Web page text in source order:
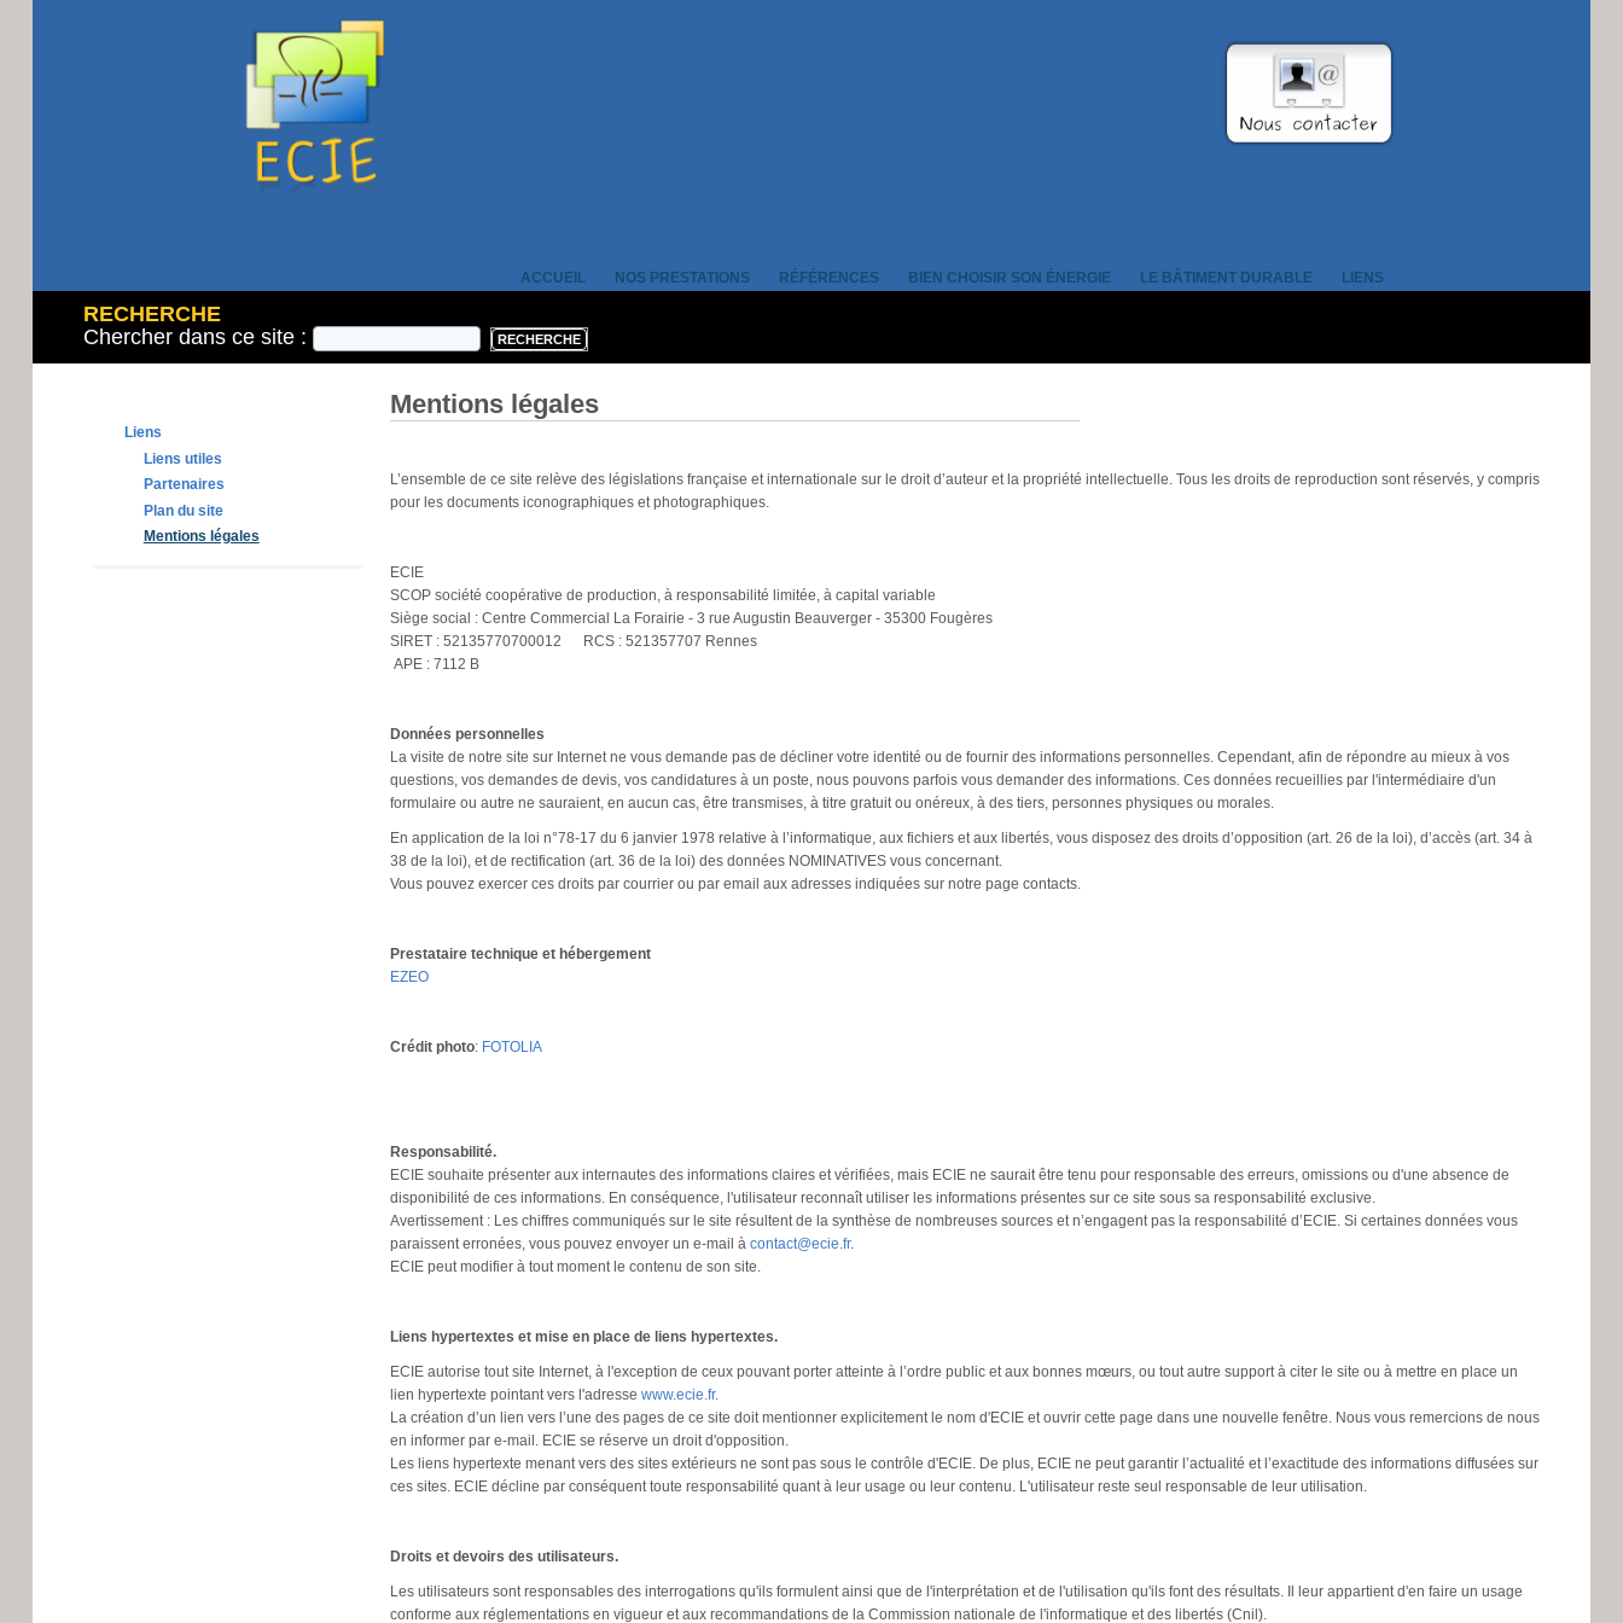
ACCUEIL NOS PRESTATIONS RÉFÉRENCES BIEN CHOISIR SON ÉNERGIE LE BÂTIMENT DURABLE LIENS
RECHERCHE
Chercher dans ce site :
Liens
Liens utiles
Partenaires
Plan du site
Mentions légales
Mentions légales
L’ensemble de ce site relève des législations française et internationale sur le droit d’auteur et la propriété intellectuelle. Tous les droits de reproduction sont réservés, y compris
pour les documents iconographiques et photographiques.
ECIE
SCOP société coopérative de production, à responsabilité limitée, à capital variable
Siège social : Centre Commercial La Forairie - 3 rue Augustin Beauverger - 35300 Fougères
SIRET : 52135770700012 RCS : 521357707 Rennes
APE : 7112 B
Données personnelles
La visite de notre site sur Internet ne vous demande pas de décliner votre identité ou de fournir des informations personnelles. Cependant, afin de répondre au mieux à vos
questions, vos demandes de devis, vos candidatures à un poste, nous pouvons parfois vous demander des informations. Ces données recueillies par l'intermédiaire d'un
formulaire ou autre ne sauraient, en aucun cas, être transmises, à titre gratuit ou onéreux, à des tiers, personnes physiques ou morales.
En application de la loi n°78-17 du 6 janvier 1978 relative à l’informatique, aux fichiers et aux libertés, vous disposez des droits d’opposition (art. 26 de la loi), d’accès (art. 34 à
38 de la loi), et de rectification (art. 36 de la loi) des données NOMINATIVES vous concernant.
Vous pouvez exercer ces droits par courrier ou par email aux adresses indiquées sur notre page contacts.
Prestataire technique et hébergement
EZEO
Crédit photo: FOTOLIA
Responsabilité.
ECIE souhaite présenter aux internautes des informations claires et vérifiées, mais ECIE ne saurait être tenu pour responsable des erreurs, omissions ou d'une absence de
disponibilité de ces informations. En conséquence, l'utilisateur reconnaît utiliser les informations présentes sur ce site sous sa responsabilité exclusive.
Avertissement : Les chiffres communiqués sur le site résultent de la synthèse de nombreuses sources et n’engagent pas la responsabilité d’ECIE. Si certaines données vous
paraissent erronées, vous pouvez envoyer un e-mail à contact@ecie.fr.
ECIE peut modifier à tout moment le contenu de son site.
Liens hypertextes et mise en place de liens hypertextes.
ECIE autorise tout site Internet, à l'exception de ceux pouvant porter atteinte à l’ordre public et aux bonnes mœurs, ou tout autre support à citer le site ou à mettre en place un
lien hypertexte pointant vers l'adresse www.ecie.fr.
La création d’un lien vers l’une des pages de ce site doit mentionner explicitement le nom d'ECIE et ouvrir cette page dans une nouvelle fenêtre. Nous vous remercions de nous
en informer par e-mail. ECIE se réserve un droit d'opposition.
Les liens hypertexte menant vers des sites extérieurs ne sont pas sous le contrôle d'ECIE. De plus, ECIE ne peut garantir l’actualité et l’exactitude des informations diffusées sur
ces sites. ECIE décline par conséquent toute responsabilité quant à leur usage ou leur contenu. L'utilisateur reste seul responsable de leur utilisation.
Droits et devoirs des utilisateurs.
Les utilisateurs sont responsables des interrogations qu'ils formulent ainsi que de l'interprétation et de l'utilisation qu'ils font des résultats. Il leur appartient d'en faire un usage
conforme aux réglementations en vigueur et aux recommandations de la Commission nationale de l'informatique et des libertés (Cnil).